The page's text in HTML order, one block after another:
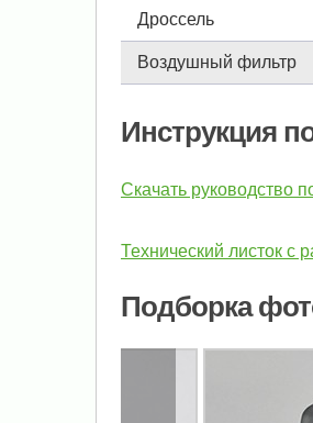
Дроссель
Воздушный фильтр
Инструкция
Скачать руководство
Технический листок с
Подборка